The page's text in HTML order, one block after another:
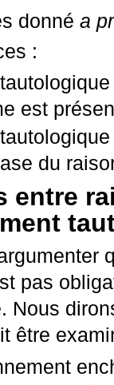
donné a
:
est
du
entre
pas
Nous
être